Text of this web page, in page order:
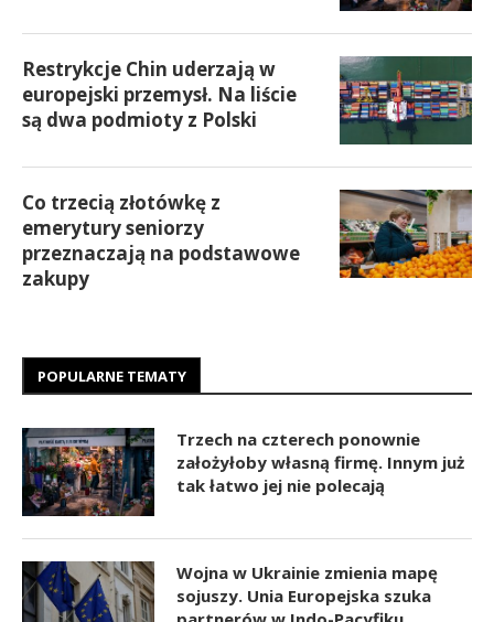
Restrykcje Chin uderzają w
europejski przemysł. Na liście
są dwa podmioty z Polski
Co trzecią złotówkę z
emerytury seniorzy
przeznaczają na podstawowe
zakupy
POPULARNE TEMATY
Trzech na czterech ponownie
założyłoby własną firmę. Innym już
tak łatwo jej nie polecają
Wojna w Ukrainie zmienia mapę
sojuszy. Unia Europejska szuka